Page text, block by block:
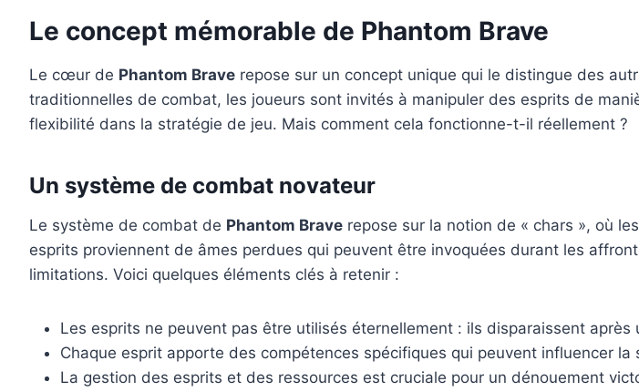
Le concept mémorable de Phantom Brave
Le cœur de Phantom Brave repose sur un concept unique qui le distingue des
traditionnelles de combat, les joueurs sont invités à manipuler des esprits de
flexibilité dans la stratégie de jeu. Mais comment cela fonctionne-t-il réellement ?
Un système de combat novateur
Le système de combat de Phantom Brave repose sur la notion de « chars », où
esprits proviennent de âmes perdues qui peuvent être invoquées durant les
limitations. Voici quelques éléments clés à retenir :
Les esprits ne peuvent pas être utilisés éternellement : ils disparaissent
Chaque esprit apporte des compétences spécifiques qui peuvent influencer
La gestion des esprits et des ressources est cruciale pour un dénouement